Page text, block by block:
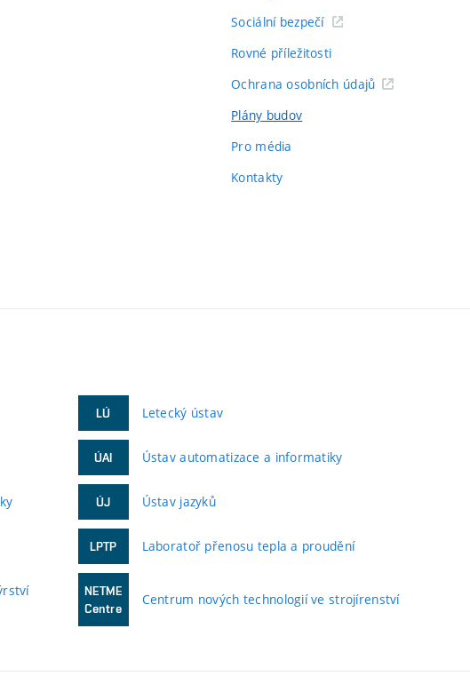
Sociální bezpečí
Rovné příležitosti
Ochrana osobních údajů
Plány budov
Pro média
Kontakty
LÚ Letecký ústav
ÚAI Ústav automatizace a informatiky
ÚJ Ústav jazyků
LPTP Laboratoř přenosu tepla a proudění
NETME
Centre
Centrum nových technologií ve strojírenství